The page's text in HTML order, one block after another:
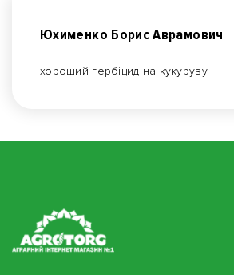
Юхименко Борис Аврамович
хороший гербіцид на кукурузу